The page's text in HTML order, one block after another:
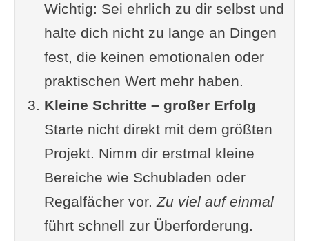
Minimalismus im Kleiderschrank
Verschenken, verkaufen oder
versteigern
Die Vorteile einer Entrümpelung
Entrümpelung durch eine Firma
durchführen lassen
Ergänzung oder Frage von dir?
Fazit zur Entrümpelung – was ist
zu beachten?
Im Zusammenhang interessant
Wichtig: Sei ehrlich zu dir selbst und
halte dich nicht zu lange an Dingen
fest, die keinen emotionalen oder
praktischen Wert mehr haben.
Kleine Schritte – großer Erfolg
Starte nicht direkt mit dem größten
Projekt. Nimm dir erstmal kleine
Bereiche wie Schubladen oder
Regalfächer vor. Zu viel auf einmal
führt schnell zur Überforderung.